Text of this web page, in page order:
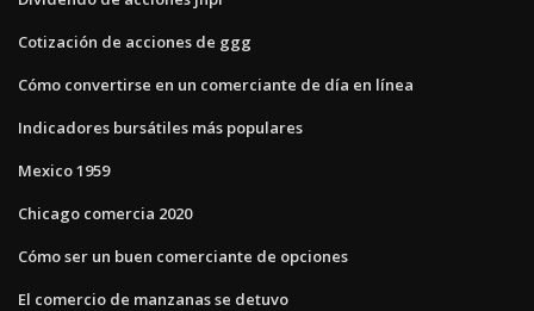
Cotización de acciones de ggg
Cómo convertirse en un comerciante de día en línea
Indicadores bursátiles más populares
Mexico 1959
Chicago comercia 2020
Cómo ser un buen comerciante de opciones
El comercio de manzanas se detuvo